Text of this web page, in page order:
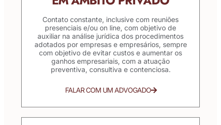
Contato constante, inclusive com reuniões
presenciais e/ou on line, com objetivo de
auxiliar na análise jurídica dos procedimentos
adotados por empresas e empresários, sempre
com objetivo de evitar custos e aumentar os
ganhos empresariais, com a atuação
preventiva, consultiva e contenciosa.
FALAR COM UM ADVOGADO